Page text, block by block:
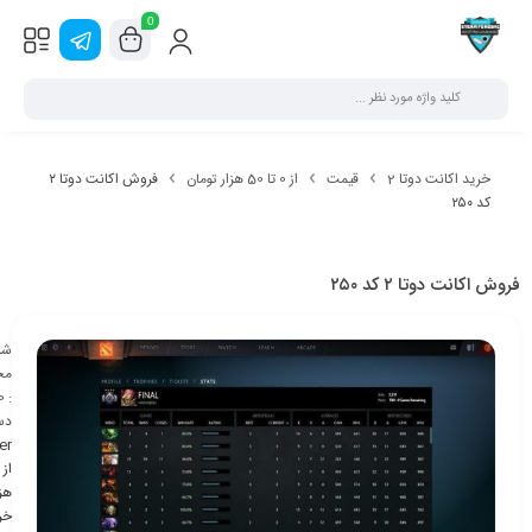
0
خرید اکانت دوتا 2 قیمت از 0 تا 50 هزار تومان
فروش اکانت دوتا ۲
کد ۲۵۰
فروش اکانت دوتا ۲ کد ۲۵۰
: